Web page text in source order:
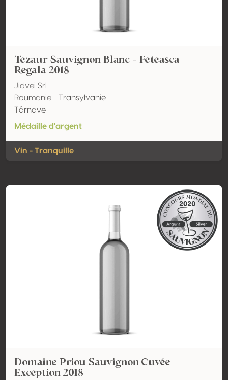
Tezaur Sauvignon Blanc - Feteasca
Regala 2018
Jidvei Srl
Roumanie - Transylvanie
Târnave
Médaille d'argent
Vin - Tranquille
Domaine Priou Sauvignon Cuvée
Exception 2018